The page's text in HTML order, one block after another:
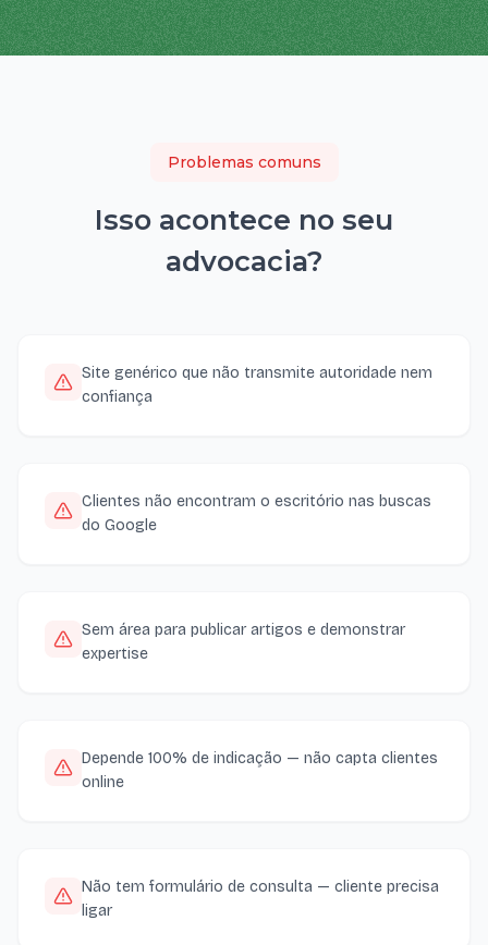
Problemas comuns
Isso acontece no seu
advocacia?
Site genérico que não transmite autoridade nem
confiança
Clientes não encontram o escritório nas buscas
do Google
Sem área para publicar artigos e demonstrar
expertise
Depende 100% de indicação — não capta clientes
online
Não tem formulário de consulta — cliente precisa
ligar